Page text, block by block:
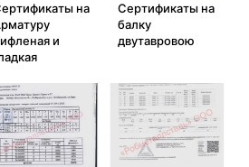
на
и
Сертификаты на
балку
двутавровою